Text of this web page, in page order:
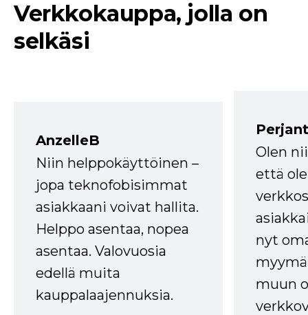
Verkkokauppa, jolla on
selkäsi
AnzelleB
Niin helppokäyttöinen –
jopa teknofobisimmat
asiakkaani voivat hallita.
Helppo asentaa, nopea
asentaa. Valovuosia
edellä muita
kauppalaajennuksia.
Olen
että
nyt
muun